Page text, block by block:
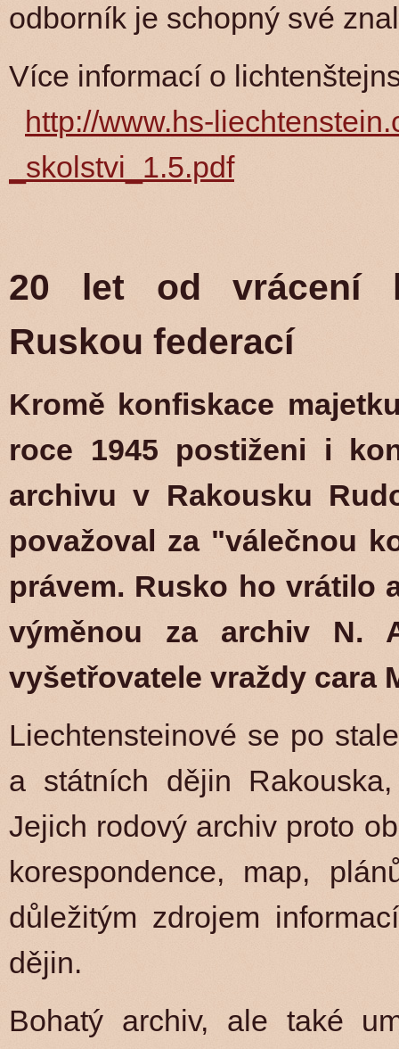
odborník je schopný své
Více informací o
http://www.hs-
_skolstvi_1.5.pdf
20 let od vrácení
Ruskou federací
Kromě konfiskace
roce 1945 postiženi i
archivu v Rakousku
považoval za "válečnou
právem. Rusko ho vrátilo
výměnou za archiv N.
vyšetřovatele vraždy cara
Liechtensteinové se po
a státních dějin
Jejich rodový archiv proto
korespondence, map,
důležitým zdrojem
dějin.
Bohatý archiv, ale také